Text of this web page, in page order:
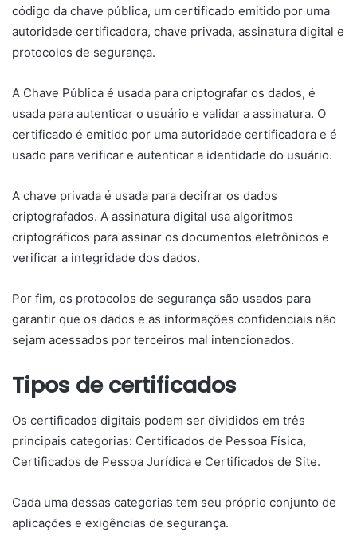
código da chave pública, um certificado emitido por uma
autoridade certificadora, chave privada, assinatura digital e
protocolos de segurança.
A Chave Pública é usada para criptografar os dados, é
usada para autenticar o usuário e validar a assinatura. O
certificado é emitido por uma autoridade certificadora e é
usado para verificar e autenticar a identidade do usuário.
A chave privada é usada para decifrar os dados
criptografados. A assinatura digital usa algoritmos
criptográficos para assinar os documentos eletrônicos e
verificar a integridade dos dados.
Por fim, os protocolos de segurança são usados para
garantir que os dados e as informações confidenciais não
sejam acessados por terceiros mal intencionados.
Tipos de certificados
Os certificados digitais podem ser divididos em três
principais categorias: Certificados de Pessoa Física,
Certificados de Pessoa Jurídica e Certificados de Site.
Cada uma dessas categorias tem seu próprio conjunto de
aplicações e exigências de segurança.